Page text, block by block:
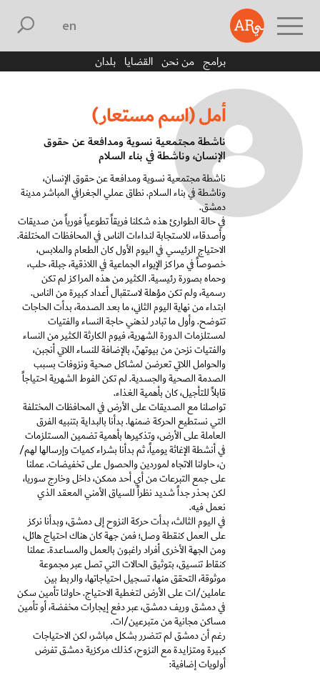
english
برامج من نحن القضايا بلدان
أمل (اسم مستعار)
ناشطة مجتمعية نسوية ومدافعة عن حقوق
الإنسان، وناشطة في بناء السلام
ناشطة مجتمعية نسوية ومدافعة عن حقوق الإنسان،
وناشطة في بناء السلام. نطاق عملي الجغرافي المباشر مدينة
دمشق.
في حالة الطوارئ هذه شكلنا فريقاً تطوعياً فورياً من صديقات
وأصدقاء، للاستجابة لنداءات الناس في المحافظات المختلفة.
الاحتياج الرئيسي في اليوم الأول كان الطعام والملابس،
خصوصاً في مراكز الإيواء الجماعية في اللاذقية، جبلة، حلب،
وحماه بصورة رئيسية. الكثير من هذه المراكز لم تكن
رسمية، ولم تكن مؤهلة لاستقبال أعداد كبيرة من الناس.
ابتداء من نهاية اليوم الثاني، ما بعد الصدمة، بدأت الحاجات
تتوضح. وأول ما تبادر لذهني حاجة النساء والفتيات
لمستلزمات الدورة الشهرية، فيوم الكارثة الكثير من النساء
والفتيات نزحن من بيوتهنّ، بالإضافة للنساء اللاتي أنجبن،
والحوامل اللاتي تعرضن لمشاكل صحية ونزوفات بسبب
الصدمة الصحية والجسدية. لم تكن الفوط الشهرية احتياجاً
قابلاً للتأجيل، كان بأهمية الغذاء.
تواصلنا مع الصديقات على الأرض في المحافظات المختلفة
التي نستطيع الحركة ضمنها. بدأنا بالبداية بتنبيه الفرق
العاملة على الأرض، وتذكيرها بأهمية تضمين المستلزمات
في أنشطة الإغاثة يومياً، ثم بدأنا بشراء كميات وإرسالها لهم/
ن، حاولنا الاتجاه لموردين والحصول على تخفيضات. عملنا
على جمع التبرعات من أي أحد ممكن، داخل وخارج سوريا،
لكن بحذر جداً شديد نظراً للسياق الأمني المعقد الذي
نعمل فيه.
في اليوم الثالث، بدأت حركة النزوح إلى دمشق، وبدأنا نركز
على العمل كنقطة وصل؛ فمن جهة كان هناك احتياج هائل،
ومن الجهة الأخرى أفراد راغبون بالعمل والمساعدة. عملنا
كنقاط تنسيق، بتوثيق الحالات التي تصل عبر مجموعة
موثوقة، التحقق منها، تسجيل احتياجاتها، والربط بين
عاملين/ات على الأرض لتغطية الاحتياج. حاولنا تأمين سكن
في دمشق وريف دمشق، عبر دفع إيجارات مخفضة، أو تأمين
مساكن مجانية من متبرعين/ات.
رغم أن دمشق لم تتضرر بشكل مباشر، لكن الاحتياجات
كبيرة ومتزايدة مع النزوح، كذلك مركزية دمشق تفرض
أولويات إضافية: